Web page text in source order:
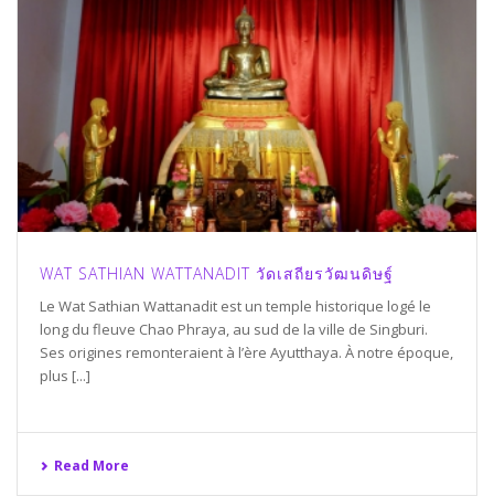
WAT SATHIAN WATTANADIT วัดเสถียรวัฒนดิษฐ์
Le Wat Sathian Wattanadit est un temple historique logé le
long du fleuve Chao Phraya, au sud de la ville de Singburi.
Ses origines remonteraient à l’ère Ayutthaya. À notre époque,
plus [...]
Read More